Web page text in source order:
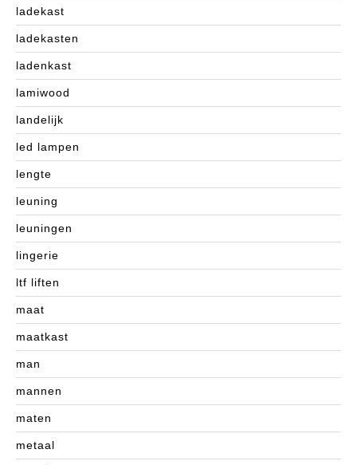
ladekast
ladekasten
ladenkast
lamiwood
landelijk
led lampen
lengte
leuning
leuningen
lingerie
ltf liften
maat
maatkast
man
mannen
maten
metaal